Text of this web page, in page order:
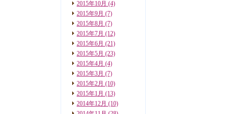
2015年10月 (4)
2015年9月 (7)
2015年8月 (7)
2015年7月 (12)
2015年6月 (21)
2015年5月 (23)
2015年4月 (4)
2015年3月 (7)
2015年2月 (10)
2015年1月 (13)
2014年12月 (10)